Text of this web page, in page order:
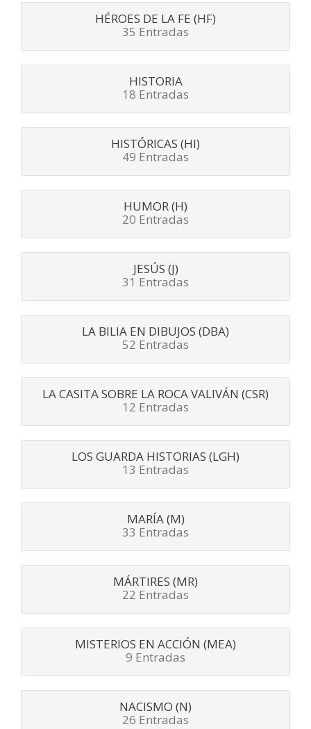
HÉROES DE LA FE (HF)
35 Entradas
HISTORIA
18 Entradas
HISTÓRICAS (HI)
49 Entradas
HUMOR (H)
20 Entradas
JESÚS (J)
31 Entradas
LA BILIA EN DIBUJOS (DBA)
52 Entradas
LA CASITA SOBRE LA ROCA VALIVÁN (CSR)
12 Entradas
LOS GUARDA HISTORIAS (LGH)
13 Entradas
MARÍA (M)
33 Entradas
MÁRTIRES (MR)
22 Entradas
MISTERIOS EN ACCIÓN (MEA)
9 Entradas
NACISMO (N)
26 Entradas